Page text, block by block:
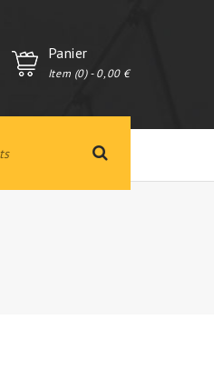
Panier
Item (0) - 0,00 €